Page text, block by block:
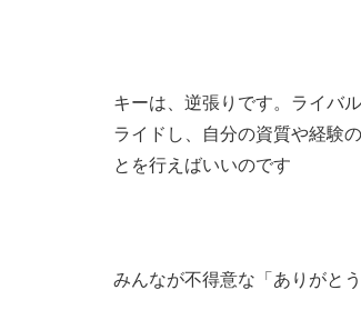
キーは、逆張りです。ライバ
ライドし、自分の資質や経験
とを行えばいいのです
みんなが不得意な「ありがと